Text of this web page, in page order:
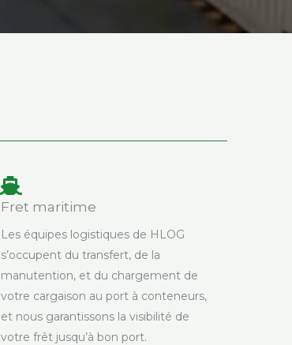
Fret maritime
Les équipes logistiques de HLOG
s’occupent du transfert, de la
manutention, et du chargement de
votre cargaison au port à conteneurs,
et nous garantissons la visibilité de
votre frêt jusqu’à bon port.